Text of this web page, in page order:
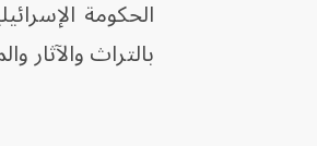
الحكومة
بالتراث والآثار